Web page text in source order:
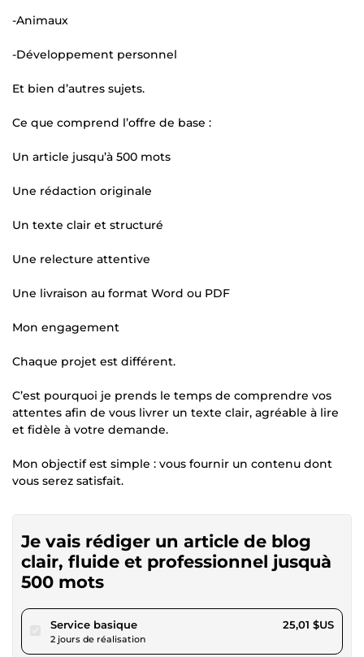
-Animaux
-Développement personnel
Et bien d’autres sujets.
Ce que comprend l’offre de base :
Un article jusqu’à 500 mots
Une rédaction originale
Un texte clair et structuré
Une relecture attentive
Une livraison au format Word ou PDF
Mon engagement
Chaque projet est différent.
C’est pourquoi je prends le temps de comprendre vos
attentes afin de vous livrer un texte clair, agréable à lire
et fidèle à votre demande.
Mon objectif est simple : vous fournir un contenu dont
vous serez satisfait.
Je vais rédiger un article de blog
clair, fluide et professionnel jusquà
500 mots
Service basiquepour 23,05 $US
2 jours de réalisation
25,01 $US